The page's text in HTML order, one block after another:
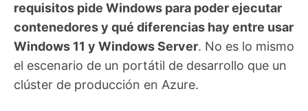
requisitos pide Windows para poder ejecutar
contenedores y qué diferencias hay entre usar
Windows 11 y Windows Server. No es lo mismo
el escenario de un portátil de desarrollo que un
clúster de producción en Azure.